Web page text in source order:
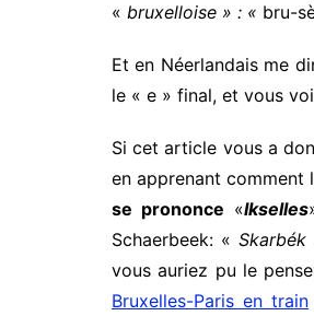
« bruxelloise » : « bru-
Et en Néerlandais me
le « e » final, et vous
Si cet article vous a
en apprenant comment
se prononce «Ikselles
Schaerbeek: « Skarbék
vous auriez pu le
Bruxelles-Paris en train